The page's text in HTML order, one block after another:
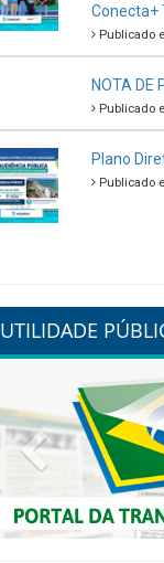
Conecta+
Publicado
NOTA DE
Publicado
Plano
Publicado
UTILIDADE
Previous